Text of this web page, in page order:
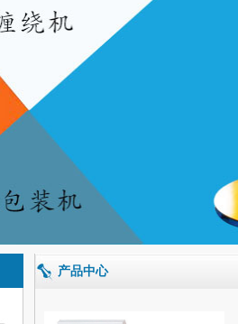
产品中心